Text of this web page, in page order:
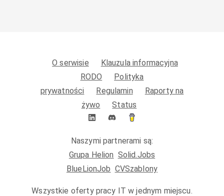
O serwisie
Klauzula informacyjna
RODO
Polityka
prywatności
Regulamin
Raporty na
żywo
Status
Naszymi partnerami są:
Grupa Helion Solid.Jobs
BlueLionJob CVSzablony
Wszystkie oferty pracy IT w jednym miejscu.